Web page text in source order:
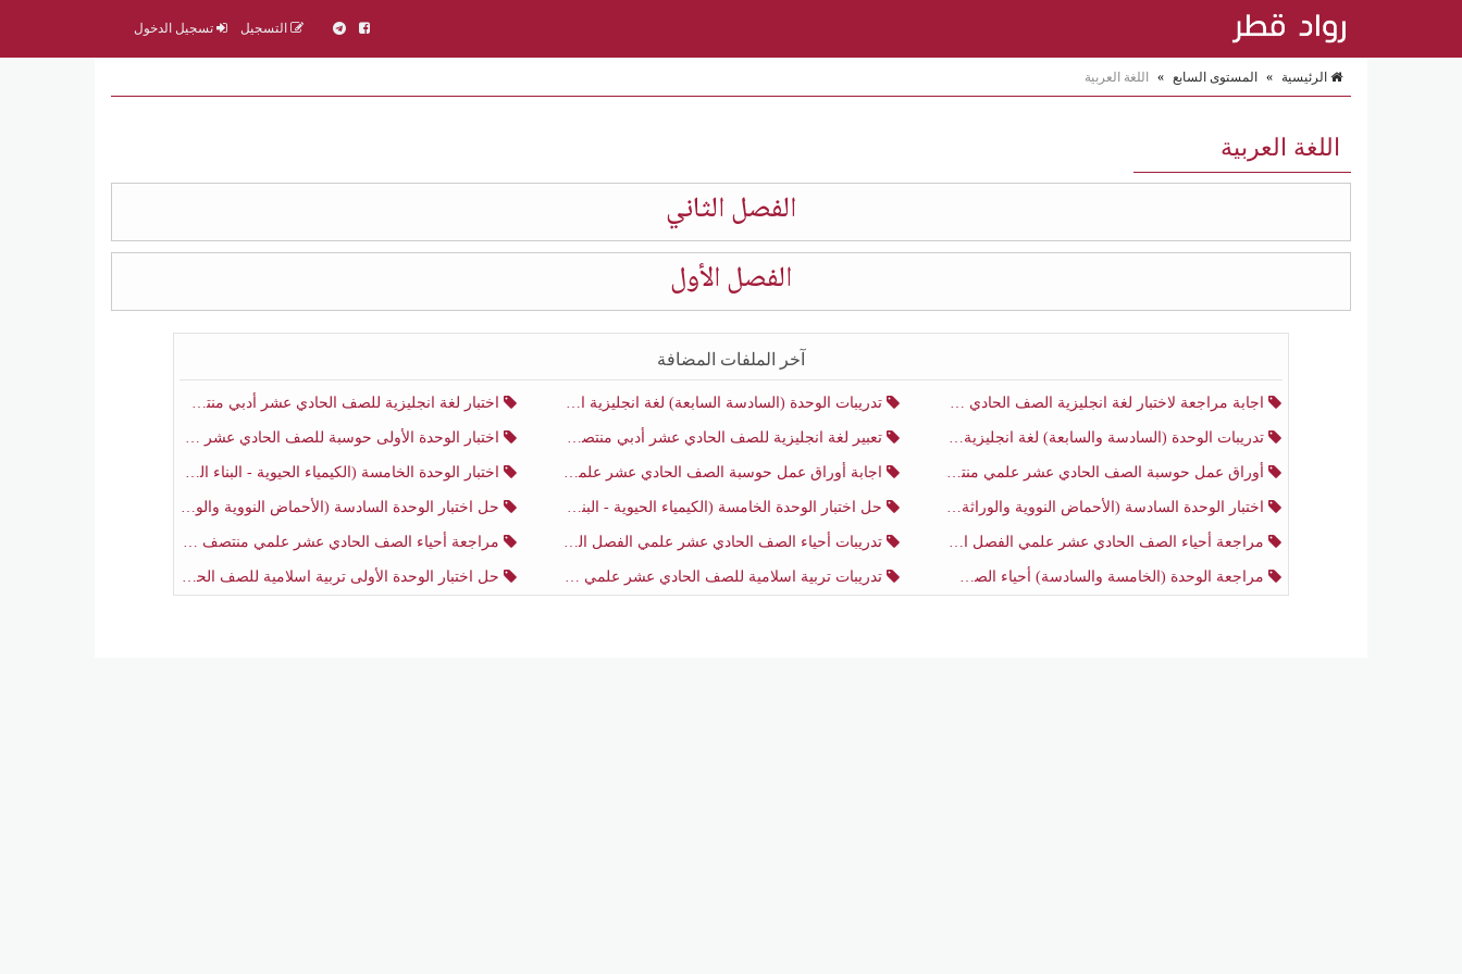
التسجيل تسجيل الدخول
الرئيسية » المستوى السابع » اللغة العربية
اللغة العربية
الفصل الثاني
الفصل الأول
آخر الملفات المضافة
اجابة مراجعة لاختبار لغة انجليزية الصف الحادي عشر أدبي منتصف الفصل الثاني تدريبات الوحدة (السادسة السابعة) لغة انجليزية الصف الحادي عشر أدبي منتصف الفصل الثاني اختبار لغة انجليزية للصف الحادي عشر أدبي منتصف الفصل الثاني
تدريبات الوحدة (السادسة والسابعة) لغة انجليزية الصف الحادي عشر أدبي الفصل الثاني تعبير لغة انجليزية للصف الحادي عشر أدبي منتصف الفصل الثاني اختبار الوحدة الأولى حوسبة للصف الحادي عشر علمي منتصف الفصل الثاني
أوراق عمل حوسبة الصف الحادي عشر علمي منتصف الفصل الثاني اجابة أوراق عمل حوسبة الصف الحادي عشر علمي منتصف الفصل الثاني اختبار الوحدة الخامسة (الكيمياء الحيوية - البناء الضوئي) أحياء الصف الحادي عشر علمي الفصل الثاني
اختبار الوحدة السادسة (الأحماض النووية والوراثة) أحياء الصف الحادي عشر علمي منتصف الفصل الثاني حل اختبار الوحدة الخامسة (الكيمياء الحيوية - البناء الضوئي) أحياء الصف الحادي عشر علمي الفصل الثاني حل اختبار الوحدة السادسة (الأحماض النووية والوراثة) أحياء الصف الحادي عشر علمي منتصف الفصل الثاني
مراجعة أحياء الصف الحادي عشر علمي الفصل الثاني تدريبات أحياء الصف الحادي عشر علمي الفصل الثاني مراجعة أحياء الصف الحادي عشر علمي منتصف الفصل الثاني
مراجعة الوحدة (الخامسة والسادسة) أحياء الصف الحادي عشر علمي منتصف الفصل الثاني تدريبات تربية اسلامية للصف الحادي عشر علمي منتصف الفصل الثاني حل اختبار الوحدة الأولى تربية اسلامية للصف الحادي عشر علمي منتصف الفصل الثاني